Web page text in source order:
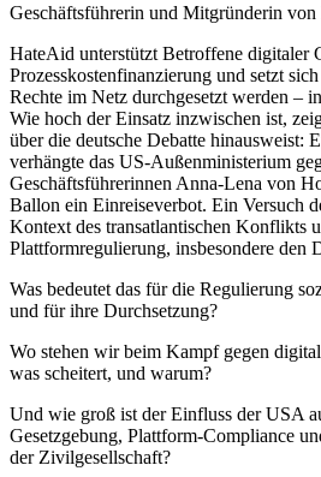
Geschäftsführerin und Mitgründerin
HateAid unterstützt Betroffene digitaler
Prozesskostenfinanzierung und setzt
Rechte im Netz durchgesetzt werden –
Wie hoch der Einsatz inzwischen ist,
über die deutsche Debatte hinausweist:
verhängte das US-Außenministerium
Geschäftsführerinnen Anna-Lena von
Ballon ein Einreiseverbot. Ein Versuch
Kontext des transatlantischen Konflikts
Plattformregulierung, insbesondere den
Was bedeutet das für die Regulierung
und für ihre Durchsetzung?
Wo stehen wir beim Kampf gegen
was scheitert, und warum?
Und wie groß ist der Einfluss der USA
Gesetzgebung, Plattform-Compliance
der Zivilgesellschaft?